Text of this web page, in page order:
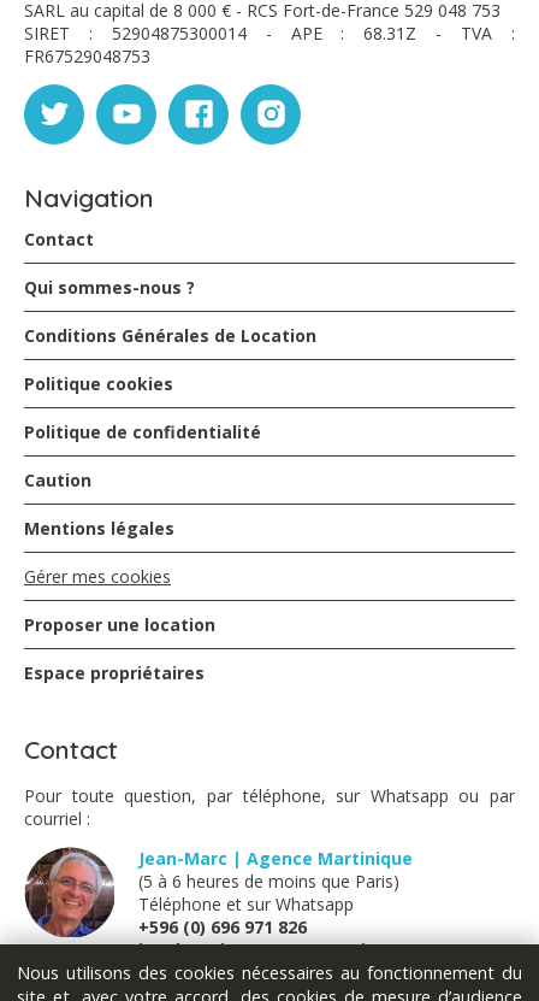
SARL au capital de 8 000 € - RCS Fort-de-France 529 048 753
SIRET : 52904875300014 - APE : 68.31Z - TVA :
FR67529048753
Navigation
Contact
Qui sommes-nous ?
Conditions Générales de Location
Politique cookies
Politique de confidentialité
Caution
Mentions légales
Gérer mes cookies
Proposer une location
Espace propriétaires
Contact
Pour toute question, par téléphone, sur Whatsapp ou par
courriel :
Jean-Marc | Agence Martinique
(5 à 6 heures de moins que Paris)
Téléphone et sur Whatsapp
+596 (0) 696 971 826
jm@locations-vue-turquoise.com
Nous utilisons des cookies nécessaires au fonctionnement du